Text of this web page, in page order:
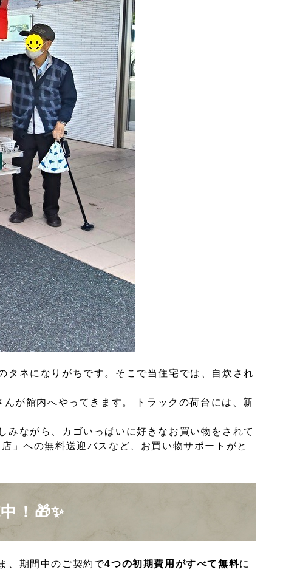
タネになりがちです。そこで当住宅では、自炊され
が館内へやってきます。 トラックの荷台には、新
みながら、カゴいっぱいに好きなお買い物をされて
」への無料送迎バスなど、お買い物サポートがと
！🎁✨
、期間中のご契約で4つの初期費用がすべて無料に